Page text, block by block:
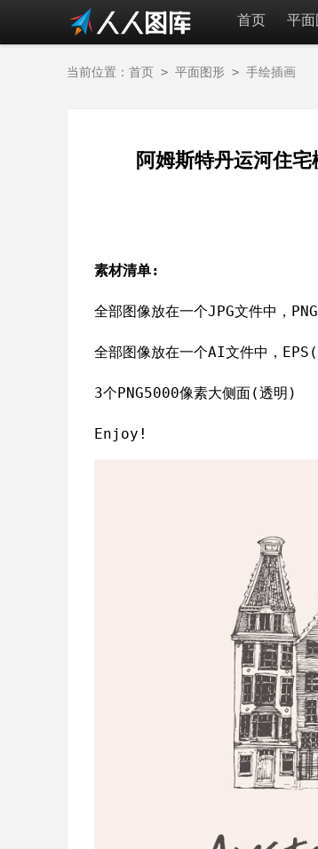
首页 平
当前位置： 首页> 平面图形> 手绘插画
阿姆斯特丹运河住
素材清单:
全部图像放在一个JPG文件中，
全部图像放在一个AI文件中，
3个PNG5000像素大侧面(透明)
Enjoy!